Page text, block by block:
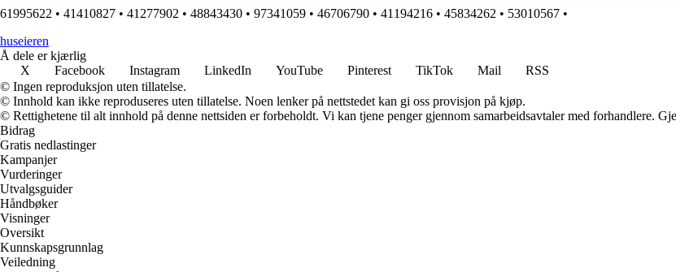
61995622 • 41410827 • 41277902 • 48843430 • 97341059 • 46706790 • 41194216 • 45834262 • 53010567 •
huseieren
Å dele er kjærlig
X
Facebook Instagram LinkedIn YouTube Pinterest TikTok Mail
RSS
© Ingen reproduksjon uten tillatelse.
© Innhold kan ikke reproduseres uten tillatelse. Noen lenker på nettstedet kan gi oss provisjon på kjøp.
© Rettighetene til alt innhold på denne nettsiden er forbeholdt. Vi kan tjene penger gjennom samarbeidsavtaler med forhandlere.
Bidrag
Gratis nedlastinger
Kampanjer
Vurderinger
Utvalgsguider
Håndbøker
Visninger
Oversikt
Kunnskapsgrunnlag
Veiledning